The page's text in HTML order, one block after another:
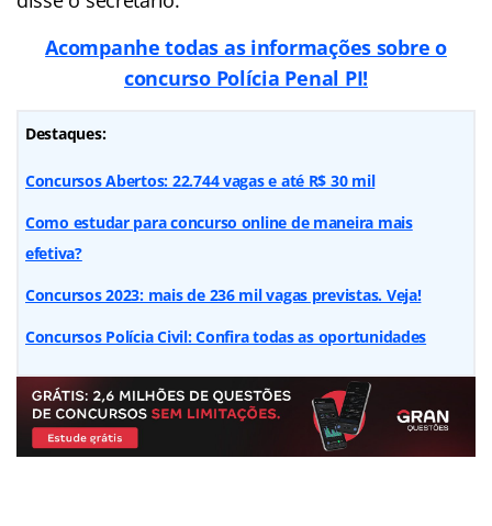
Acompanhe todas as informações sobre o
concurso Polícia Penal PI!
Destaques:
Concursos Abertos: 22.744 vagas e até R$ 30 mil
Como estudar para concurso online de maneira mais
efetiva?
Concursos 2023: mais de 236 mil vagas previstas. Veja!
Concursos Polícia Civil: Confira todas as oportunidades